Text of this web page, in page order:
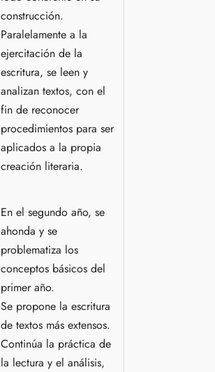
construcción.
Paralelamente a la
ejercitación de la
escritura, se leen y
analizan textos, con el
fin de reconocer
procedimientos para ser
aplicados a la propia
creación literaria.
En el segundo año, se
ahonda y se
problematiza los
conceptos básicos del
primer año.
Se propone la escritura
de textos más extensos.
Continúa la práctica de
la lectura y el análisis,